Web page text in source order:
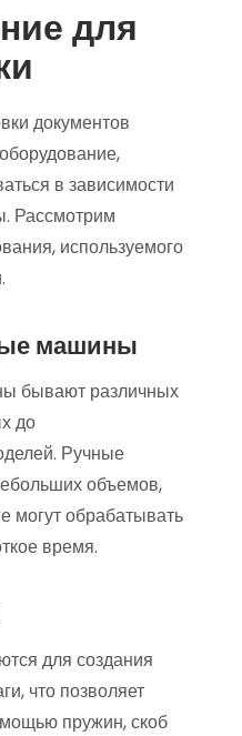
для
документов
в зависимости
Рассмотрим
используемого
машины
бывают различных
до
Ручные
объемов,
могут обрабатывать
время.
для создания
что позволяет
пружин, скоб